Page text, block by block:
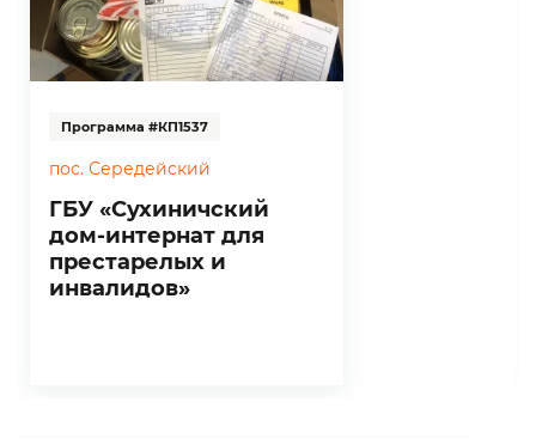
Программа #КП1537
пос. Середейский
ГБУ «Сухиничский
дом-интернат для
престарелых и
инвалидов»